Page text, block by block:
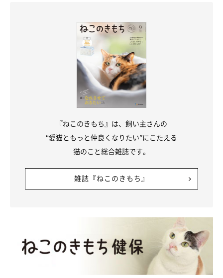
『ねこのきもち』は、飼い主さんの
“愛猫ともっと仲良くなりたい”にこたえる
猫のこと総合雑誌です。
雑誌『ねこのきもち』